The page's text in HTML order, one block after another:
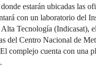
estarán ubicadas las
con un laboratorio del
Tecnología (Indicasat),
del Centro Nacional de
complejo cuenta con una